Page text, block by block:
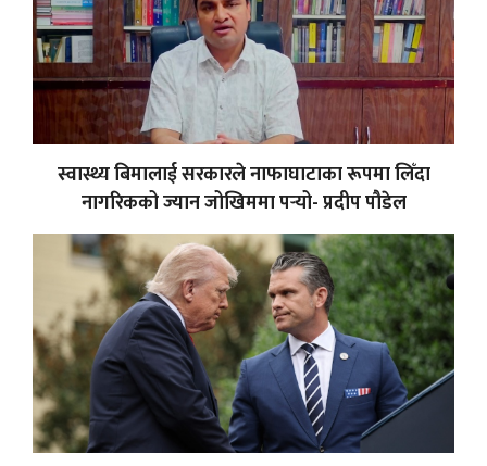
स्वास्थ्य बिमालाई सरकारले नाफाघाटाका रूपमा लिँदा
नागरिकको ज्यान जोखिममा पर्‍यो- प्रदीप पौडेल